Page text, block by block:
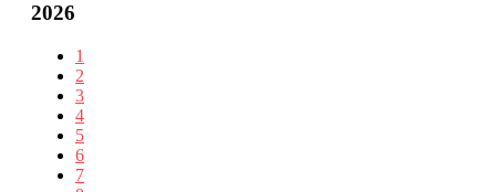
2026
1
2
3
4
5
6
7